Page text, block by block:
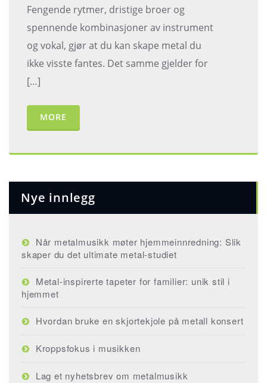
Fengende rytmer, dristige broer og
spennende kombinasjoner av instrument
og vokal, gjør at du kan skape metal du
ikke visste fantes. Det samme gjelder for
[…]
MORE
Nye innlegg
Når metalmusikk møter hjemmeinnredning: Slik
skaper du det ultimate metal-studiet
Metal-inspirerte tapeter for familier: unik stil i
hjemmet
Hvordan bruke en skjortekjole på metall konsert
Kroppsfokus i musikken
Lag et nyhetsbrev om metalmusikk